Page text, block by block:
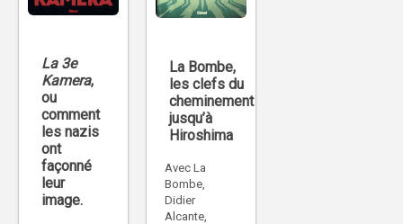
La 3e
Kamera,
ou
comment
les nazis
ont
façonné
leur
image.
La Bombe,
les clefs du
cheminement
jusqu’à
Hiroshima
Avec La
Bombe,
Didier
Alcante,